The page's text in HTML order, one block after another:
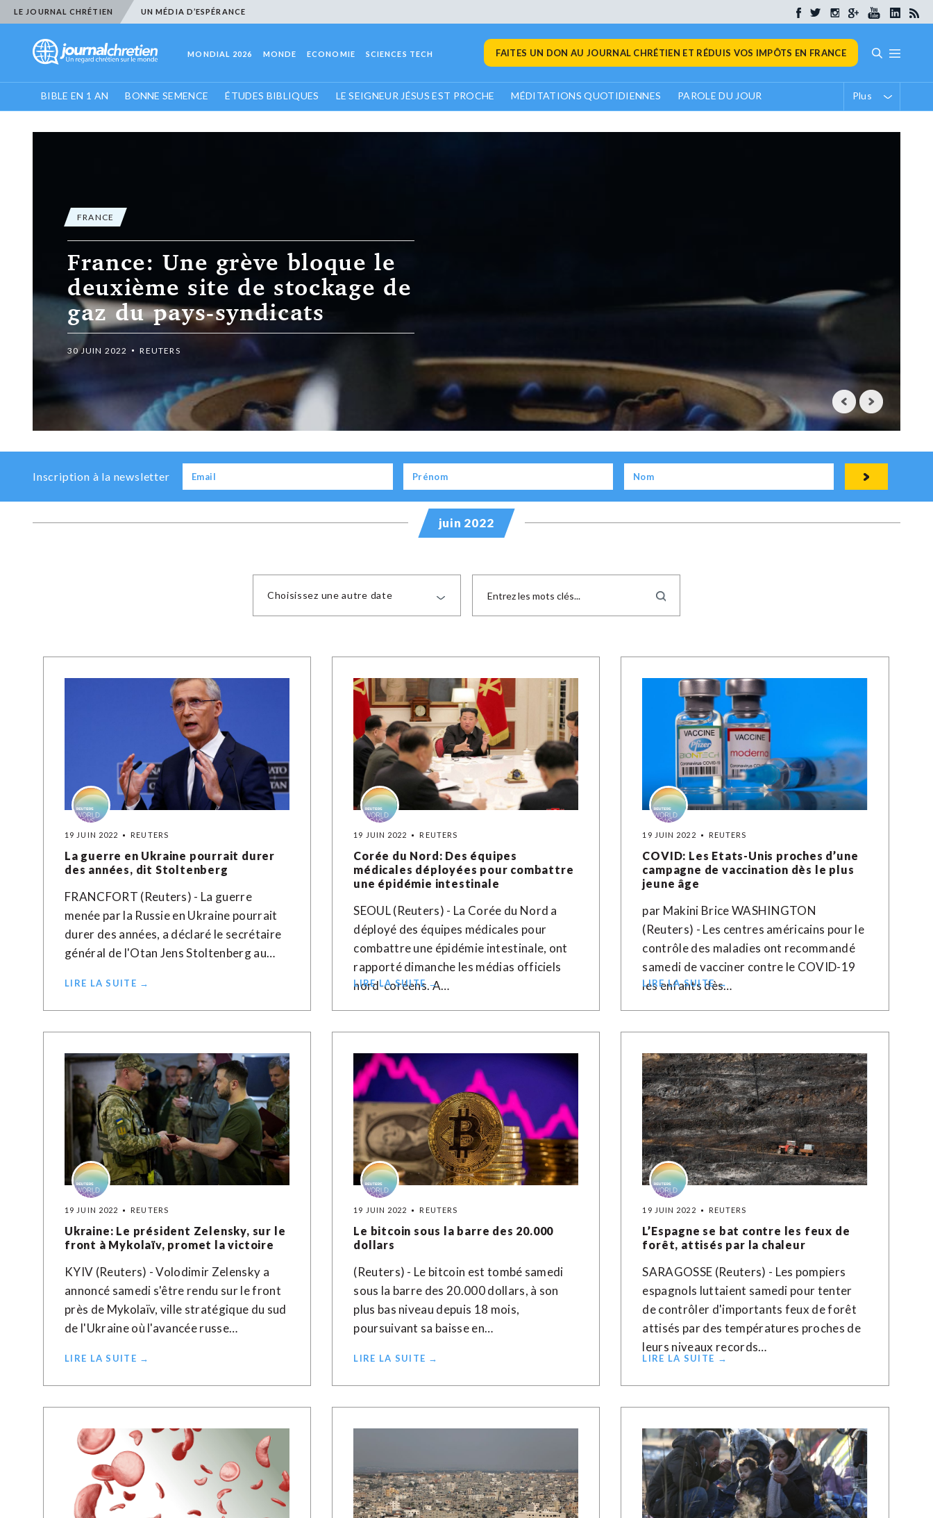
LE JOURNAL CHRÉTIEN UN MÉDIA D’ESPÉRANCE
MONDIAL 2026 MONDE ECONOMIE SCIENCES TECH FAITES UN DON AU JOURNAL CHRÉTIEN ET RÉDUIS VOS IMPÔTS EN FRANCE
BIBLE EN 1 AN BONNE SEMENCE ÉTUDES BIBLIQUES LE SEIGNEUR JÉSUS EST PROCHE MÉDITATIONS QUOTIDIENNES PAROLE DU JOUR Plus
FRANCE
France: Une grève bloque le
deuxième site de stockage de
gaz du pays-syndicats
30 JUIN 2022 REUTERS
Previous
Next
Inscription à la newsletter
juin 2022
Choisissez une autre date
19 JUIN 2022 REUTERS
La guerre en Ukraine pourrait durer
des années, dit Stoltenberg
FRANCFORT (Reuters) - La guerre
menée par la Russie en Ukraine pourrait
durer des années, a déclaré le secrétaire
général de l'Otan Jens Stoltenberg au…
LIRE LA SUITE →
19 JUIN 2022 REUTERS
Corée du Nord: Des équipes
médicales déployées pour combattre
une épidémie intestinale
SEOUL (Reuters) - La Corée du Nord a
déployé des équipes médicales pour
combattre une épidémie intestinale, ont
rapporté dimanche les médias officiels
nord-coréens. A…
LIRE LA SUITE →
19 JUIN 2022 REUTERS
COVID: Les Etats-Unis proches d’une
campagne de vaccination dès le plus
jeune âge
par Makini Brice WASHINGTON
(Reuters) - Les centres américains pour le
contrôle des maladies ont recommandé
samedi de vacciner contre le COVID-19
les enfants dès…
LIRE LA SUITE →
19 JUIN 2022 REUTERS
Ukraine: Le président Zelensky, sur le
front à Mykolaïv, promet la victoire
KYIV (Reuters) - Volodimir Zelensky a
annoncé samedi s'être rendu sur le front
près de Mykolaïv, ville stratégique du sud
de l'Ukraine où l'avancée russe…
LIRE LA SUITE →
19 JUIN 2022 REUTERS
Le bitcoin sous la barre des 20.000
dollars
(Reuters) - Le bitcoin est tombé samedi
sous la barre des 20.000 dollars, à son
plus bas niveau depuis 18 mois,
poursuivant sa baisse en…
LIRE LA SUITE →
19 JUIN 2022 REUTERS
L’Espagne se bat contre les feux de
forêt, attisés par la chaleur
SARAGOSSE (Reuters) - Les pompiers
espagnols luttaient samedi pour tenter
de contrôler d'importants feux de forêt
attisés par des températures proches de
leurs niveaux records…
LIRE LA SUITE →